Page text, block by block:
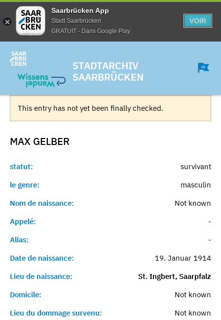
Saarbrücken App
Stadt Saarbrücken
GRATUIT - Dans Google Play
VOIR
STADTARCHIV
SAARBRÜCKEN
This entry has not yet been finally checked.
MAX GELBER
statut:
survivant
le genre:
masculin
Nom de naissance:
Not known
Appelé:
-
Alias:
-
Date de naissance:
19. Januar 1914
Lieu de naissance:
St. Ingbert, Saarpfalz
Domicile:
Not known
Lieu du dommage survenu:
Not known